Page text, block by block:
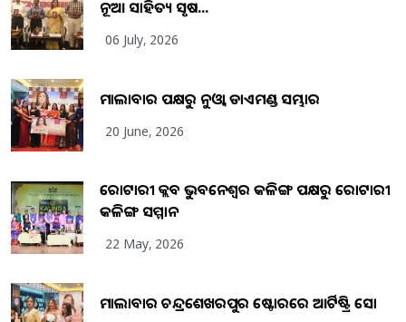
ନୂଆ ସାହିତ୍ୟ ସୃଷ...
06 July, 2026
ମାଲାବାର ପକ୍ଷରୁ ନୁଓ୍ବା ଡାଏମଣ୍ଡ ସମ୍ଭାର
20 June, 2026
ରୋଟାରୀ କ୍ଲବ ଭୁବନେଶ୍ୱର କଳିଙ୍ଗ ପକ୍ଷରୁ ରୋଟାରୀ
କଳିଙ୍ଗ ସମ୍ମାନ
22 May, 2026
ମାଲାବାର ଚନ୍ଦ୍ରଶେଖରପୁର ଷ୍ଟୋରରେ ଆର୍ଟିଷ୍ଟ୍ରି ସୋ